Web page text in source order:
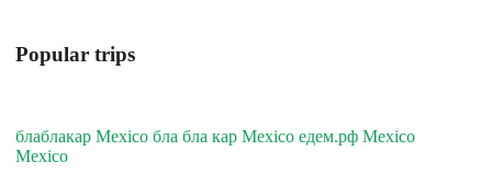
Popular trips
блаблакар Mexico бла бла кар Mexico едем.рф Mexico
Mexico